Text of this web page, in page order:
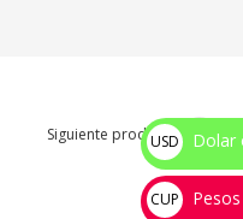
Siguiente producto
USD
$
Dolar
CUP
Pesos